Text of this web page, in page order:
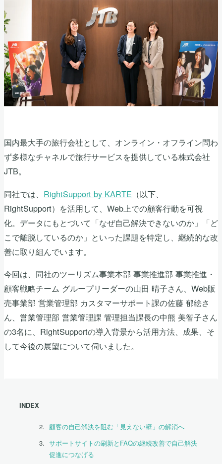
国内最大手の旅行会社として、オンライン・オフライン問わ
ず多様なチャネルで旅行サービスを提供している株式会社
JTB。
同社では、 RightSupport by KARTE （以下、
RightSupport）を活用して、Web上での顧客行動を可視
化。データにもとづいて「なぜ自己解決できないのか」「ど
こで離脱しているのか」といった課題を特定し、継続的な改
善に取り組んでいます。
今回は、同社のツーリズム事業本部 事業推進部 事業推進・
顧客戦略チーム グループリーダーの山田 晴子さん、Web販
売事業部 営業管理部 カスタマーサポート課の佐藤 郁絵さ
ん、営業管理部 営業管理課 管理担当課長の中熊 美智子さん
の3名に、RightSupportの導入背景から活用方法、成果、そ
して今後の展望について伺いました。
INDEX
顧客の自己解決を阻む「見えない壁」の解消へ
サポートサイトの刷新とFAQの継続改善で自己解決
促進につなげる